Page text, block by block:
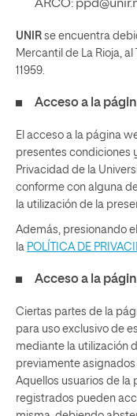
ARCO:
UNIR se encuentra
Mercantil de La Rioja, al
11959.
Acceso a la
El acceso a la página
presentes condiciones
Privacidad de la
conforme con alguna
la utilización de la
Además, presionando
la POLÍTICA DE
Acceso a la
Ciertas partes de la
para uso exclusivo de
mediante la utilización
previamente
Aquellos usuarios de la
registrados pueden